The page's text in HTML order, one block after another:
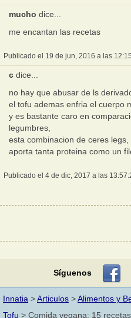
mucho dice...
me encantan las recetas
Publicado el 19 de jun, 2016 a las
c dice...
no hay que abusar de ls
el tofu ademas enfria el cuerpo
y es bastante caro en
legumbres,
esta combinacion de ceres legs,
aporta tanta proteina como un
Publicado el 4 de dic, 2017 a las
Síguenos
Innatia >Articulos >Alimentos y
Tofu > Comida vegana: 15